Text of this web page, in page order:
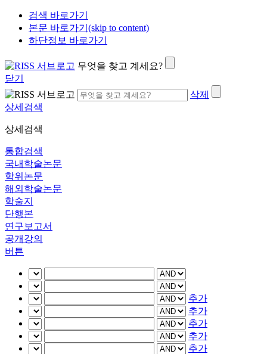
검색 바로가기
본문 바로가기(skip to content)
하단정보 바로가기
무엇을 찾고 계세요?
닫기
삭제
상세검색
상세검색
통합검색
국내학술논문
학위논문
해외학술논문
학술지
단행본
연구보고서
공개강의
버튼
추가
추가
추가
추가
추가